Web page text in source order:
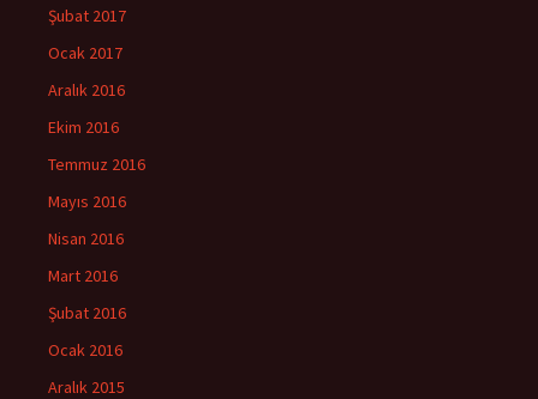
Şubat 2017
Ocak 2017
Aralık 2016
Ekim 2016
Temmuz 2016
Mayıs 2016
Nisan 2016
Mart 2016
Şubat 2016
Ocak 2016
Aralık 2015